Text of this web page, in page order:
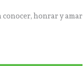
conocer, honrar y amar